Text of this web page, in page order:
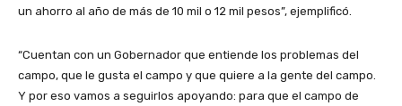
un ahorro al año de más de 10 mil o 12 mil pesos”, ejemplificó.
“Cuentan con un Gobernador que entiende los problemas del
campo, que le gusta el campo y que quiere a la gente del campo.
Y por eso vamos a seguirlos apoyando: para que el campo de